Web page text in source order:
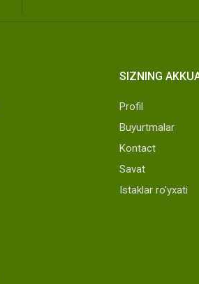
SIZNING
Profil
Buyurtmalar
Kontact
Savat
Istaklar ro'yxati